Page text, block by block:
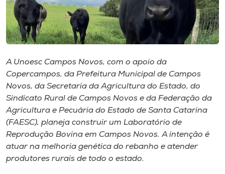
Museu
Unoesc
Selecione
A+
A-
A Unoesc Campos Novos, com o apoio da
Copercampos, da Prefeitura Municipal de Campos
Novos, da Secretaria da Agricultura do Estado, do
Sindicato Rural de Campos Novos e da Federação da
Agricultura e Pecuária do Estado de Santa Catarina
(FAESC), planeja construir um Laboratório de
Reprodução Bovina em Campos Novos. A intenção é
atuar na melhoria genética do rebanho e atender
produtores rurais de todo o estado.